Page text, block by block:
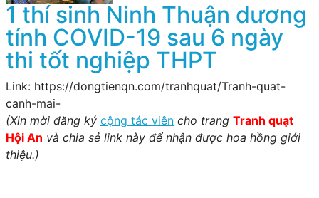
1 thí sinh Ninh Thuận dương
tính COVID-19 sau 6 ngày
thi tốt nghiệp THPT
Link: https://dongtienqn.com/tranhquat/Tranh-quat-
canh-mai-
(Xin mời đăng ký cộng tác viên cho trang Tranh quạt
Hội An và chia sẻ link này để nhận được hoa hồng giới
thiệu.)